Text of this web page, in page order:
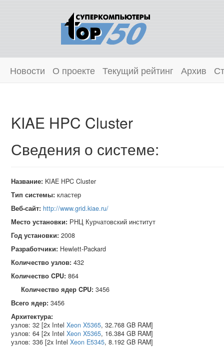
Новости О проекте Текущий рейтинг Архив
KIAE HPC Cluster
Сведения о системе:
Название: KIAE HPC Cluster
Тип системы: кластер
Веб-сайт: http://www.grid.kiae.ru/
Место установки: РНЦ Курчатовский институт
Год установки: 2008
Разработчики: Hewlett‑Packard
Количество узлов: 432
Количество CPU: 864
Количество ядер CPU: 3456
Всего ядер: 3456
Архитектура:
узлов: 32 [2x Intel Xeon X5365, 32.768 GB RAM]
узлов: 64 [2x Intel Xeon X5365, 16.384 GB RAM]
узлов: 336 [2x Intel Xeon E5345, 8.192 GB RAM]